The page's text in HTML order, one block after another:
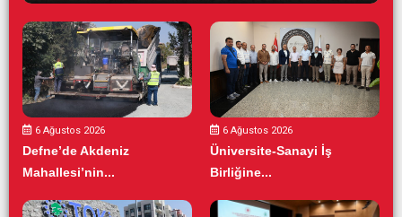
6 Ağustos 2026
Defne’de Akdeniz
Mahallesi’nin...
6 Ağustos 2026
Üniversite-Sanayi İş
Birliğine...